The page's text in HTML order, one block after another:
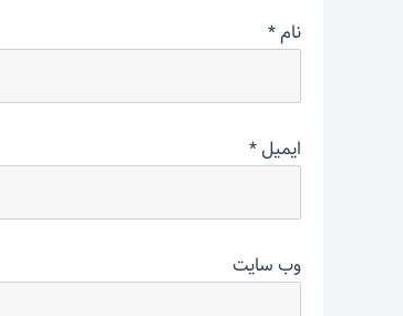
نام*
ایمیل*
وب‌ سایت